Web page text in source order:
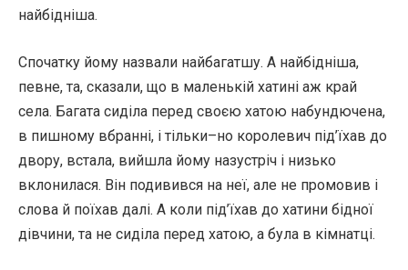
найбідніша.
Спочатку йому назвали найбагатшу. А найбідніша,
певне, та, сказали, що в маленькій хатині аж край
села. Багата сиділа перед своєю хатою набундючена,
в пишному вбранні, і тільки–но королевич під’їхав до
двору, встала, вийшла йому назустріч і низько
вклонилася. Він подивився на неї, але не промовив і
слова й поїхав далі. А коли під’їхав до хатини бідної
дівчини, та не сиділа перед хатою, а була в кімнатці.